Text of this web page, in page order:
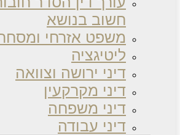
חשוב בנושא
משפט אזרחי ומסחרי
ליטיגציה
דיני ירושה וצוואה
דיני מקרקעין
דיני משפחה
דיני עבודה